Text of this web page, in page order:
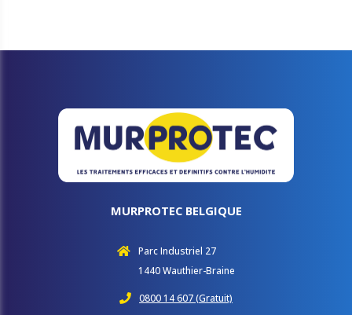
MURPROTEC BELGIQUE
Parc Industriel 27
1440 Wauthier-Braine
0800 14 607 (Gratuit)